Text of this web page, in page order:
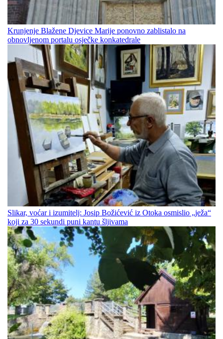
Krunjenje Blažene Djevice Marije ponovno zablistalo na
obnovljenom portalu osječke konkatedrale
Slikar, voćar i izumitelj: Josip Božićević iz Otoka osmislio „ježa“
koji za 30 sekundi puni kantu šljivama